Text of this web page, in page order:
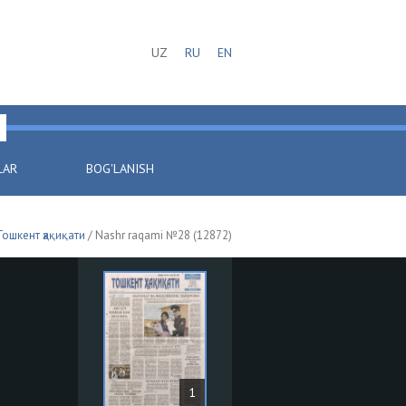
UZ RU EN
BOG'LANISH
ҳақиқати / Nashr raqami №28 (12872)
1